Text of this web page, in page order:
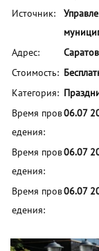
Источник:
Адрес:
Стоимость:
Категория:
Время пров
едения:
06.07
Время пров
едения:
06.07
Время пров
едения:
06.07